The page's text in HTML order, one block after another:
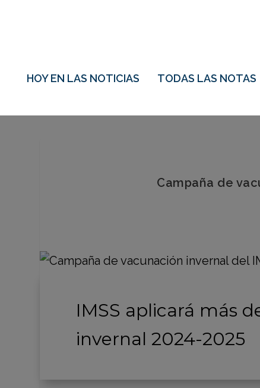
HOY EN LAS NOTICIAS TODAS LAS NOTAS
Campaña de
IMSS aplicará más
invernal 2024-2025